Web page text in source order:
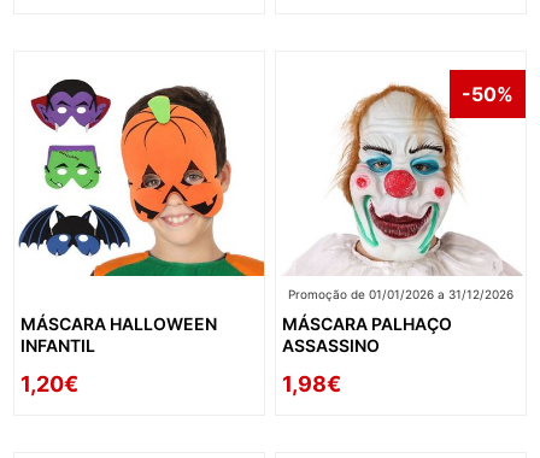
MÁSCARA HALLOWEEN
INFANTIL
1,20€
-50%
Promoção de 01/01/2026 a 31/12/2026
MÁSCARA PALHAÇO
ASSASSINO
1,98€